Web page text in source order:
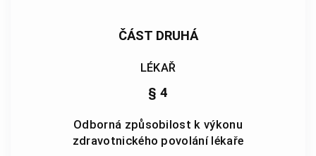
ČÁST DRUHÁ
LÉKAŘ
§ 4
Odborná způsobilost k výkonu
zdravotnického povolání lékaře